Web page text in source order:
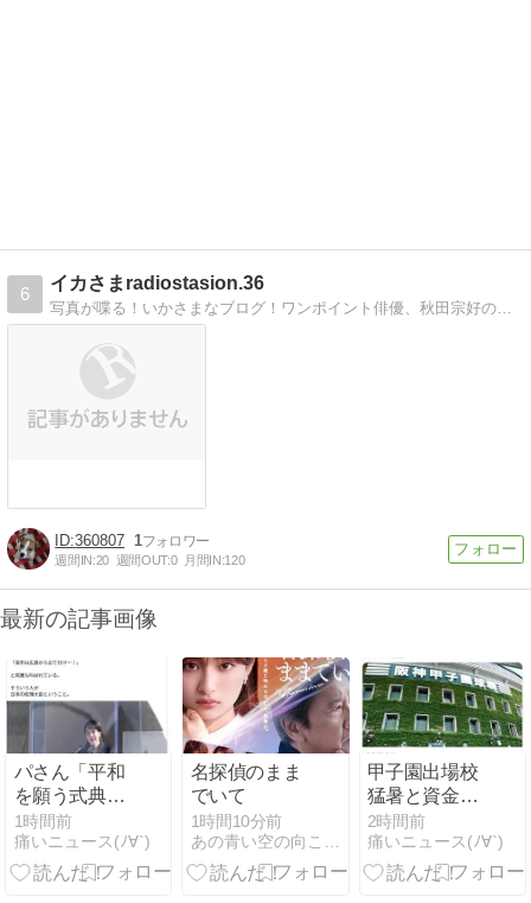
6
イカさまradiostasion.36
写真が喋る！いかさまなブログ！ワンポイント俳優、秋田宗好の気まぐれブログ！見ればわかりますよ。
360807 1
週間IN:20 週間OUT:0 月間IN:120
最新の記事画像
パさん「平和
を願う式典な
のに防弾ガラ
スと防弾バッ
グSPで囲まれ
1時間前
痛いニュース(ﾉ∀`)
名探偵のまま
でいて
1時間10分前
甲子園出場校
猛暑と資金難
に苦しむ
2時間前
痛いニュース(ﾉ∀`)